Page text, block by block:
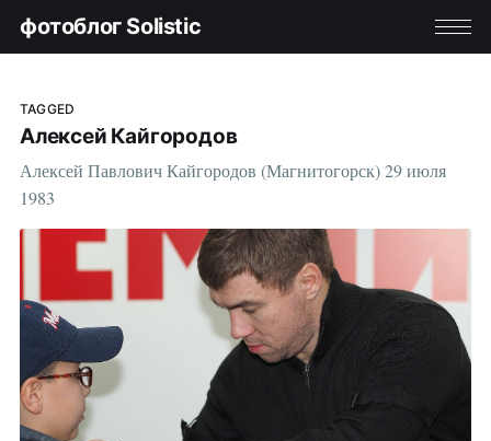
фотоблог Solistic
TAGGED
Алексей Кайгородов
Алексей Павлович Кайгородов (Магнитогорск) 29 июля
1983